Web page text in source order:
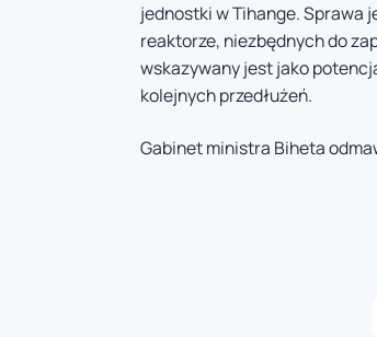
jednostki w Tihange. Sprawa
reaktorze, niezbędnych do
wskazywany jest jako
kolejnych przedłużeń.
Gabinet ministra Biheta